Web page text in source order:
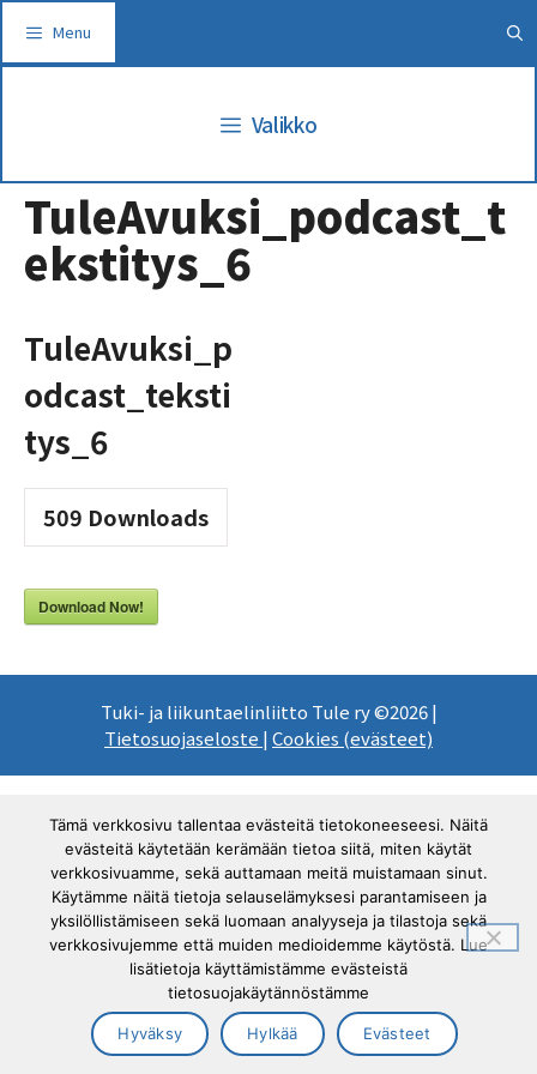
sisältöön
Menu
Valikko
TuleAvuksi_podcast_t
ekstitys_6
TuleAvuksi_p
odcast_teksti
tys_6
509 Downloads
Download Now!
Tuki- ja liikuntaelinliitto Tule ry ©2026 |
Tietosuojaseloste | Cookies (evästeet)
Tämä verkkosivu tallentaa evästeitä tietokoneeseesi. Näitä
evästeitä käytetään kerämään tietoa siitä, miten käytät
verkkosivuamme, sekä auttamaan meitä muistamaan sinut.
Käytämme näitä tietoja selauselämyksesi parantamiseen ja
yksilöllistämiseen sekä luomaan analyyseja ja tilastoja sekä
verkkosivujemme että muiden medioidemme käytöstä. Lue
lisätietoja käyttämistämme evästeistä
tietosuojakäytännöstämme
Hyväksy Hylkää Evästeet